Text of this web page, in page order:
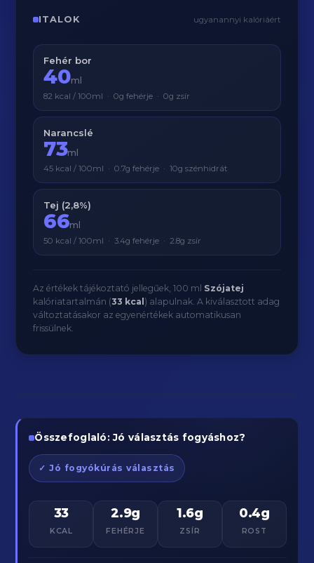
ITALOK ugyanannyi kalóriáért
Fehér bor
40ml
82 kcal / 100ml · 0g fehérje · 0g zsír
Narancslé
73ml
45 kcal / 100ml · 0.7g fehérje · 10g szénhidrát
Tej (2,8%)
66ml
50 kcal / 100ml · 3.4g fehérje · 2.8g zsír
Az értékek tájékoztató jellegűek, 100 ml Szójatej
kalóriatartalmán (33 kcal ) alapulnak. A kiválasztott adag
változtatásakor az egyenértékek automatikusan
frissülnek.
Összefoglaló: Jó választás fogyáshoz?
✓ Jó fogyókúrás választás
33
KCAL
2.9g
FEHÉRJE
1.6g
ZSÍR
0.4g
ROST